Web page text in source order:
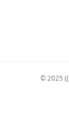
© 2025